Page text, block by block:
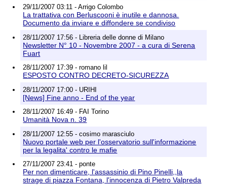
29/11/2007 03:11 - Arrigo Colombo
La trattativa con Berluscooni è inutile e dannosa.
Documento da inviare e diffondere se condiviso
28/11/2007 17:56 - Libreria delle donne di Milano
Newsletter N° 10 - Novembre 2007 - a cura di Serena
Fuart
28/11/2007 17:39 - romano lil
ESPOSTO CONTRO DECRETO-SICUREZZA
28/11/2007 17:00 - URIHI
[News] Fine anno - End of the year
28/11/2007 16:49 - FAI Torino
Umanità Nova n. 39
28/11/2007 12:55 - cosimo marasciulo
Nuovo portale web per l'osservatorio sull'informazione
per la legalita' contro le mafie
27/11/2007 23:41 - ponte
Per non dimenticare, l'assassinio di Pino Pinelli,,la
strage di piazza Fontana, l'innocenza di Pietro Valpreda